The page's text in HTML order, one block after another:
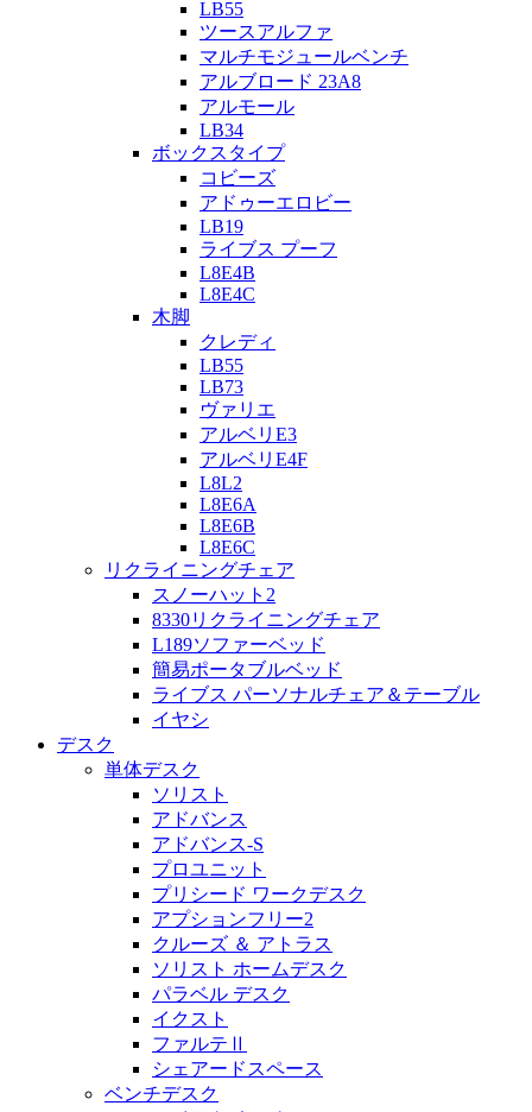
LB55
ツースアルファ
マルチモジュールベンチ
アルブロード 23A8
アルモール
LB34
ボックスタイプ
コビーズ
アドゥーエロビー
LB19
ライブス プーフ
L8E4B
L8E4C
木脚
クレディ
LB55
LB73
ヴァリエ
アルベリE3
アルベリE4F
L8L2
L8E6A
L8E6B
L8E6C
リクライニングチェア
スノーハット2
8330リクライニングチェア
L189ソファーベッド
簡易ポータブルベッド
ライブス パーソナルチェア＆テーブル
イヤシ
デスク
単体デスク
ソリスト
アドバンス
アドバンス-S
プロユニット
プリシード ワークデスク
アプションフリー2
クルーズ ＆ アトラス
ソリスト ホームデスク
パラベル デスク
イクスト
ファルテⅡ
シェアードスペース
ベンチデスク